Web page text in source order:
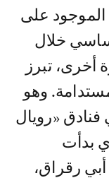
الموجود على
خلال
تبرز
وهو
«رويال
بدأت
رقراق،